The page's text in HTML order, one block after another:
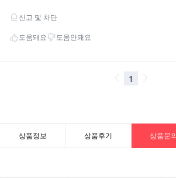
상품정보 상품후기 상품문의